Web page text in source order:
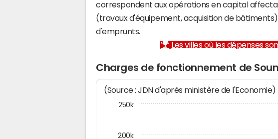
correspondent aux opérations en capital
(travaux d'équipement, acquisition de
d'emprunts.
Les villes où les dépenses
Charges de fonctionnement de
(Source : JDN d'après ministère de l'Economie)
200k
250k